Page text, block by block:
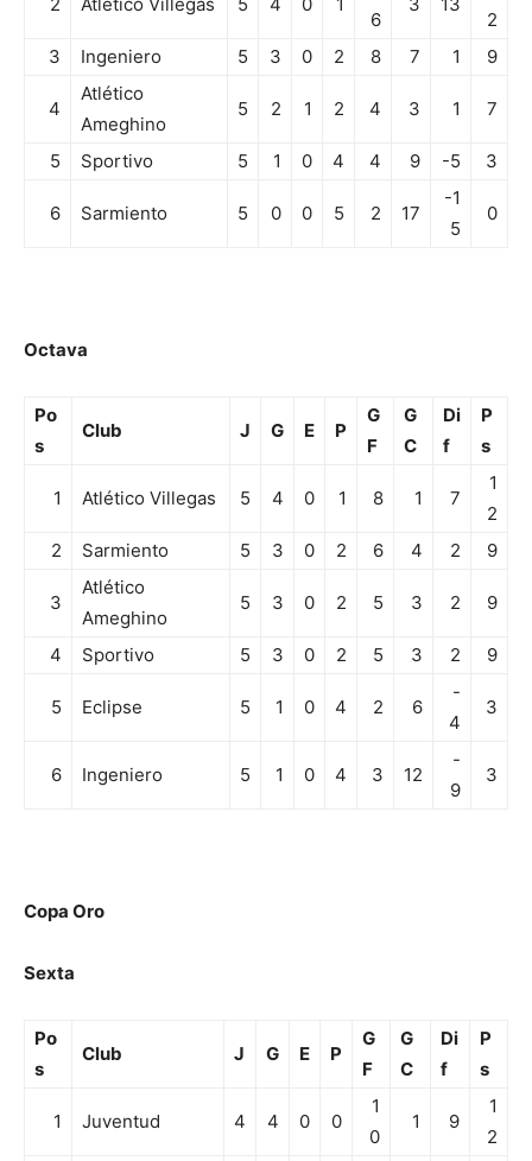
6
2
3
Ingeniero 5 3 0 2 8 7 1 9
4
Atlético
Ameghino
5 2 1 2 4 3 1 7
5 Sportivo 5 1 0 4 4 9 -5 3
6 Sarmiento 5 0 0 5 2 17
-1
5
0
Octava
Po
s
Club J G E P
G
F
G
C
Di
f
P
s
1 Atlético Villegas 5 4 0 1 8 1 7
1
2
2
Sarmiento 5 3 0 2 6 4 2 9
3
Atlético
Ameghino
5 3 0 2 5 3 2 9
4 Sportivo 5 3 0 2 5 3 2 9
5 Eclipse 5 1 0 4 2 6
-
4
3
6 Ingeniero 5 1 0 4 3 12
-
9
3
Copa Oro
Sexta
Po
s
Club J G E P
G
F
G
C
Di
f
P
s
1 Juventud 4 4 0 0
1
0
1 9
1
2